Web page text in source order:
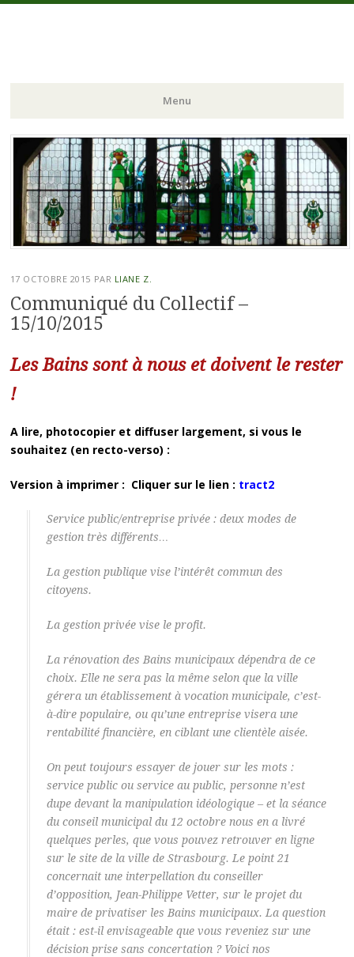
Menu
Aller
au
contenu
principal
17 OCTOBRE 2015 PAR LIANE Z.
Communiqué du Collectif –
15/10/2015
Les Bains sont à nous et doivent le rester
!
A lire, photocopier et diffuser largement, si vous le
souhaitez (en recto-verso) :
Version à imprimer : Cliquer sur le lien : tract2
Service public/entreprise privée : deux modes de
gestion très différents…
La gestion publique vise l’intérêt commun des
citoyens.
La gestion privée vise le profit.
La rénovation des Bains municipaux dépendra de ce
choix. Elle ne sera pas la même selon que la ville
gérera un établissement à vocation municipale, c’est-
à-dire populaire, ou qu’une entreprise visera une
rentabilité financière, en ciblant une clientèle aisée.
On peut toujours essayer de jouer sur les mots :
service public ou service au public, personne n’est
dupe devant la manipulation idéologique – et la séance
du conseil municipal du 12 octobre nous en a livré
quelques perles, que vous pouvez retrouver en ligne
sur le site de la ville de Strasbourg. Le point 21
concernait une interpellation du conseiller
d’opposition, Jean-Philippe Vetter, sur le projet du
maire de privatiser les Bains municipaux. La question
était : est-il envisageable que vous reveniez sur une
décision prise sans concertation ? Voici nos